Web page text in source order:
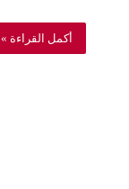
أكمل القراءة »